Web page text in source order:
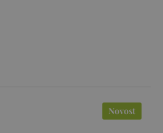
Novost
.criteo.com